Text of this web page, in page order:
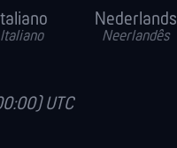
Italiano
Italiano
Nederlands
Neerlandês
UTC